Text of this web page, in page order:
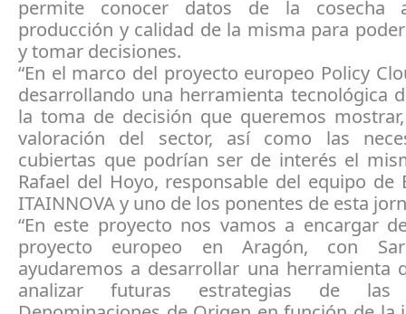
permite conocer datos de la cosecha
producción y calidad de la misma para
y tomar decisiones.
“En el marco del proyecto europeo Policy
desarrollando una herramienta tecnológica
la toma de decisión que queremos
valoración del sector, así como las
cubiertas que podrían ser de interés el
Rafael del Hoyo, responsable del equipo de
ITAINNOVA y uno de los ponentes de esta
“En este proyecto nos vamos a encargar
proyecto europeo en Aragón, con
ayudaremos a desarrollar una herramienta
analizar futuras estrategias de las